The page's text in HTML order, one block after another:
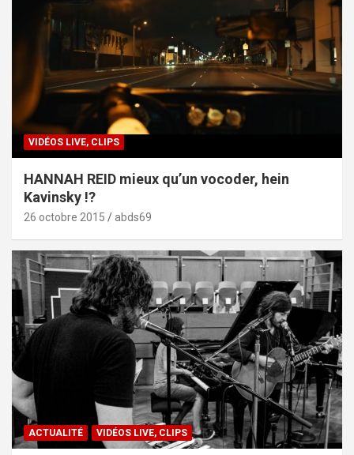
VIDÉOS LIVE, CLIPS
HANNAH REID mieux qu’un vocoder, hein
Kavinsky !?
26 octobre 2015 abds69
ACTUALITÉ VIDÉOS LIVE, CLIPS